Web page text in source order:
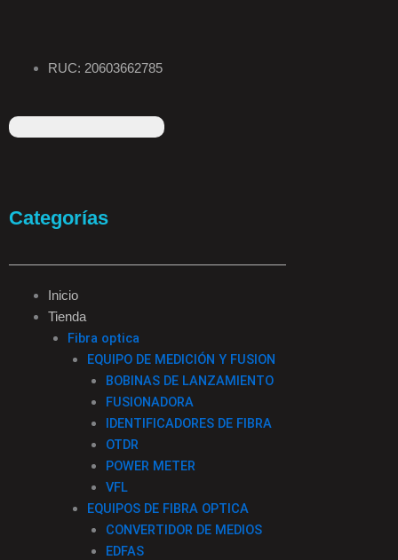
RUC: 20603662785
a
e
b
n
a
g
r
a
m
o
k
e
d
i
n
Categorías
Inicio
Tienda
Fibra optica
EQUIPO DE MEDICIÓN Y FUSION
BOBINAS DE LANZAMIENTO
FUSIONADORA
IDENTIFICADORES DE FIBRA
OTDR
POWER METER
VFL
EQUIPOS DE FIBRA OPTICA
CONVERTIDOR DE MEDIOS
EDFAS